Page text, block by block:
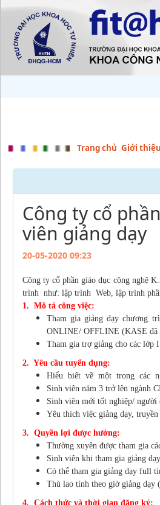
Trang chủ Giới thiệu
Công ty cổ
viên giảng dạy
20-05-2020 09:23
Công ty cổ phần giáo dục công nghệ
trình như: lập trình Web, lập trình
1. Mô tả công việc:
Tham gia giảng dạy chương
ONLINE/ OFFLINE (KASE đã
Tham gia trợ giảng cho các lớp I
2. Yêu cầu tuyển dụng:
Hiểu biết về một trong các
Sinh viên năm 3 trở lên ngành
Sinh viên mới tốt nghiệp/
Yêu thích việc giảng dạy,
3. Quyền lợi được hưởng:
Thường xuyên được tham gia
Sinh viên khi tham gia giảng
Có thể tham gia giảng dạy full
Thù lao tính theo giờ giảng dạy
4. Cách thức và thời gian đăng ký: